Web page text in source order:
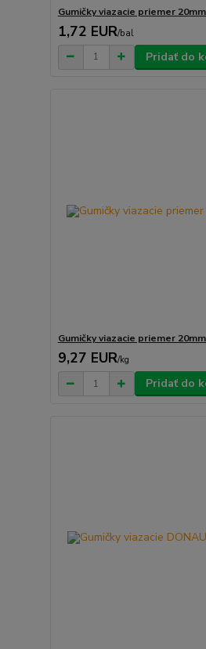
Gumičky viazacie priemer
1,72 EUR/bal
Pridať do
Gumičky viazacie priemer
9,27 EUR/kg
Pridať do